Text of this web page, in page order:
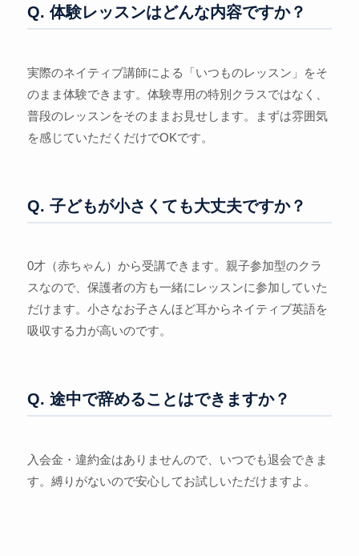
Q. 体験レッスンはどんな内容ですか？
実際のネイティブ講師による「いつものレッスン」をそ
のまま体験できます。体験専用の特別クラスではなく、
普段のレッスンをそのままお見せします。まずは雰囲気
を感じていただくだけでOKです。
Q. 子どもが小さくても大丈夫ですか？
0才（赤ちゃん）から受講できます。親子参加型のクラ
スなので、保護者の方も一緒にレッスンに参加していた
だけます。小さなお子さんほど耳からネイティブ英語を
吸収する力が高いのです。
Q. 途中で辞めることはできますか？
入会金・違約金はありませんので、いつでも退会できま
す。縛りがないので安心してお試しいただけますよ。